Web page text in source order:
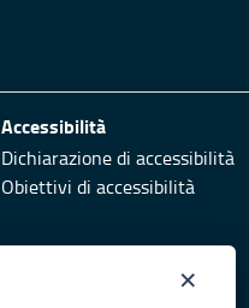
Accessibilità
Dichiarazione di accessibilità
Obiettivi di accessibilità
×